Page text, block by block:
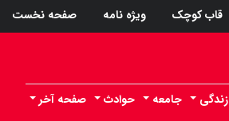
قاب کوچک ویژه نامه صفحه نخست
زندگی جامعه حوادث صفحه آخر